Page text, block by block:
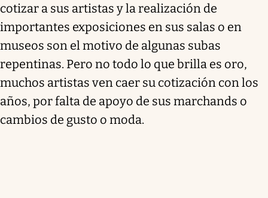
cotizar a sus artistas y la realización de
importantes exposiciones en sus salas o en
museos son el motivo de algunas subas
repentinas. Pero no todo lo que brilla es oro,
muchos artistas ven caer su cotización con los
años, por falta de apoyo de sus marchands o
cambios de gusto o moda.